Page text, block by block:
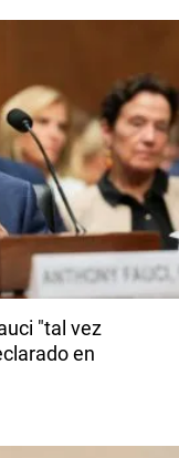
"tal vez
en